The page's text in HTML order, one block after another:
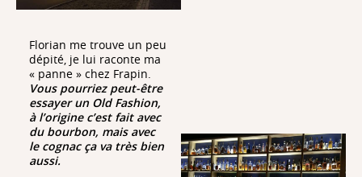
Florian me trouve un peu
dépité, je lui raconte ma
« panne » chez Frapin.
Vous pourriez peut-être
essayer un Old Fashion,
à l’origine c’est fait avec
du bourbon, mais avec
le cognac ça va très bien
aussi.